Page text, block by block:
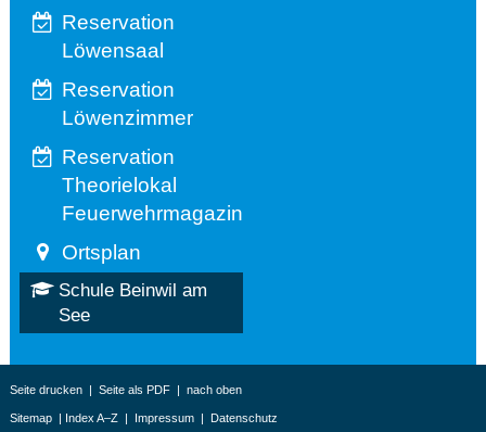
Reservation
Löwensaal
Reservation
Löwenzimmer
Reservation
Theorielokal
Feuerwehrmagazin
Ortsplan
Schule Beinwil am
See
Seite drucken| Seite als PDF| nach oben
Sitemap| Index A–Z| Impressum| Datenschutz